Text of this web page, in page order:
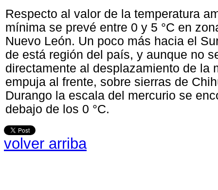
Respecto al valor de la temperatura
mínima se prevé entre 0 y 5 °C en
Nuevo León. Un poco más hacia el
de está región del país, y aunque no
directamente al desplazamiento de la
empuja al frente, sobre sierras de
Durango la escala del mercurio se
debajo de los 0 °C.
volver arriba